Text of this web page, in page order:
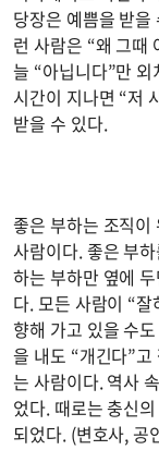
당장은 예쁨을 받
런 사람은 “왜 그때
늘 “아닙니다”만
시간이 지나면 “저
받을 수 있다.
좋은 부하는 조직
사람이다. 좋은 부
하는 부하만 옆에
다. 모든 사람이 “
향해 가고 있을 수
을 내도 “개긴다”
는 사람이다. 역사
었다. 때로는 충신
되었다. (변호사, 공